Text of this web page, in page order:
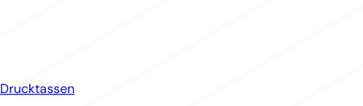
Drucktassen